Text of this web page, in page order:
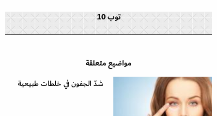
توب 10
مواضيع متعلقة
شدّ الجفون في خلطات طبيعية